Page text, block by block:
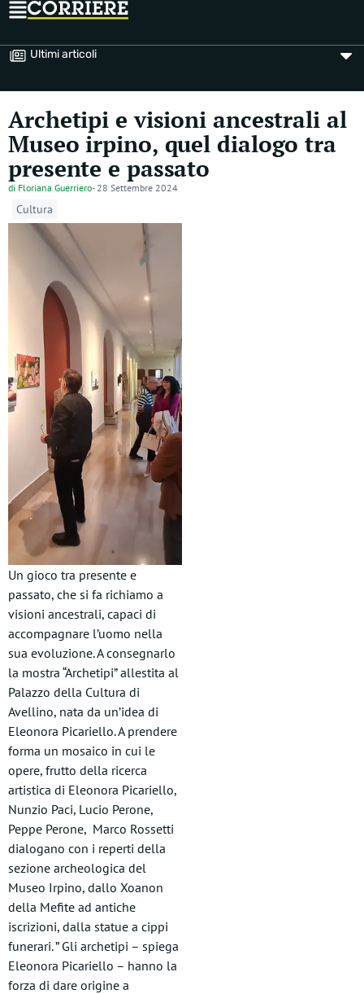
Ultimi articoli
Archetipi e visioni ancestrali al
Museo irpino, quel dialogo tra
presente e passato
di Floriana Guerriero- 28 Settembre 2024
Cultura
Un gioco tra presente e
passato, che si fa richiamo a
visioni ancestrali, capaci di
accompagnare l’uomo nella
sua evoluzione. A consegnarlo
la mostra “Archetipi” allestita al
Palazzo della Cultura di
Avellino, nata da un’idea di
Eleonora Picariello. A prendere
forma un mosaico in cui le
opere, frutto della ricerca
artistica di Eleonora Picariello,
Nunzio Paci, Lucio Perone,
Peppe Perone, Marco Rossetti
dialogano con i reperti della
sezione archeologica del
Museo Irpino, dallo Xoanon
della Mefite ad antiche
iscrizioni, dalla statue a cippi
funerari. ” Gli archetipi – spiega
Eleonora Picariello – hanno la
forza di dare origine a